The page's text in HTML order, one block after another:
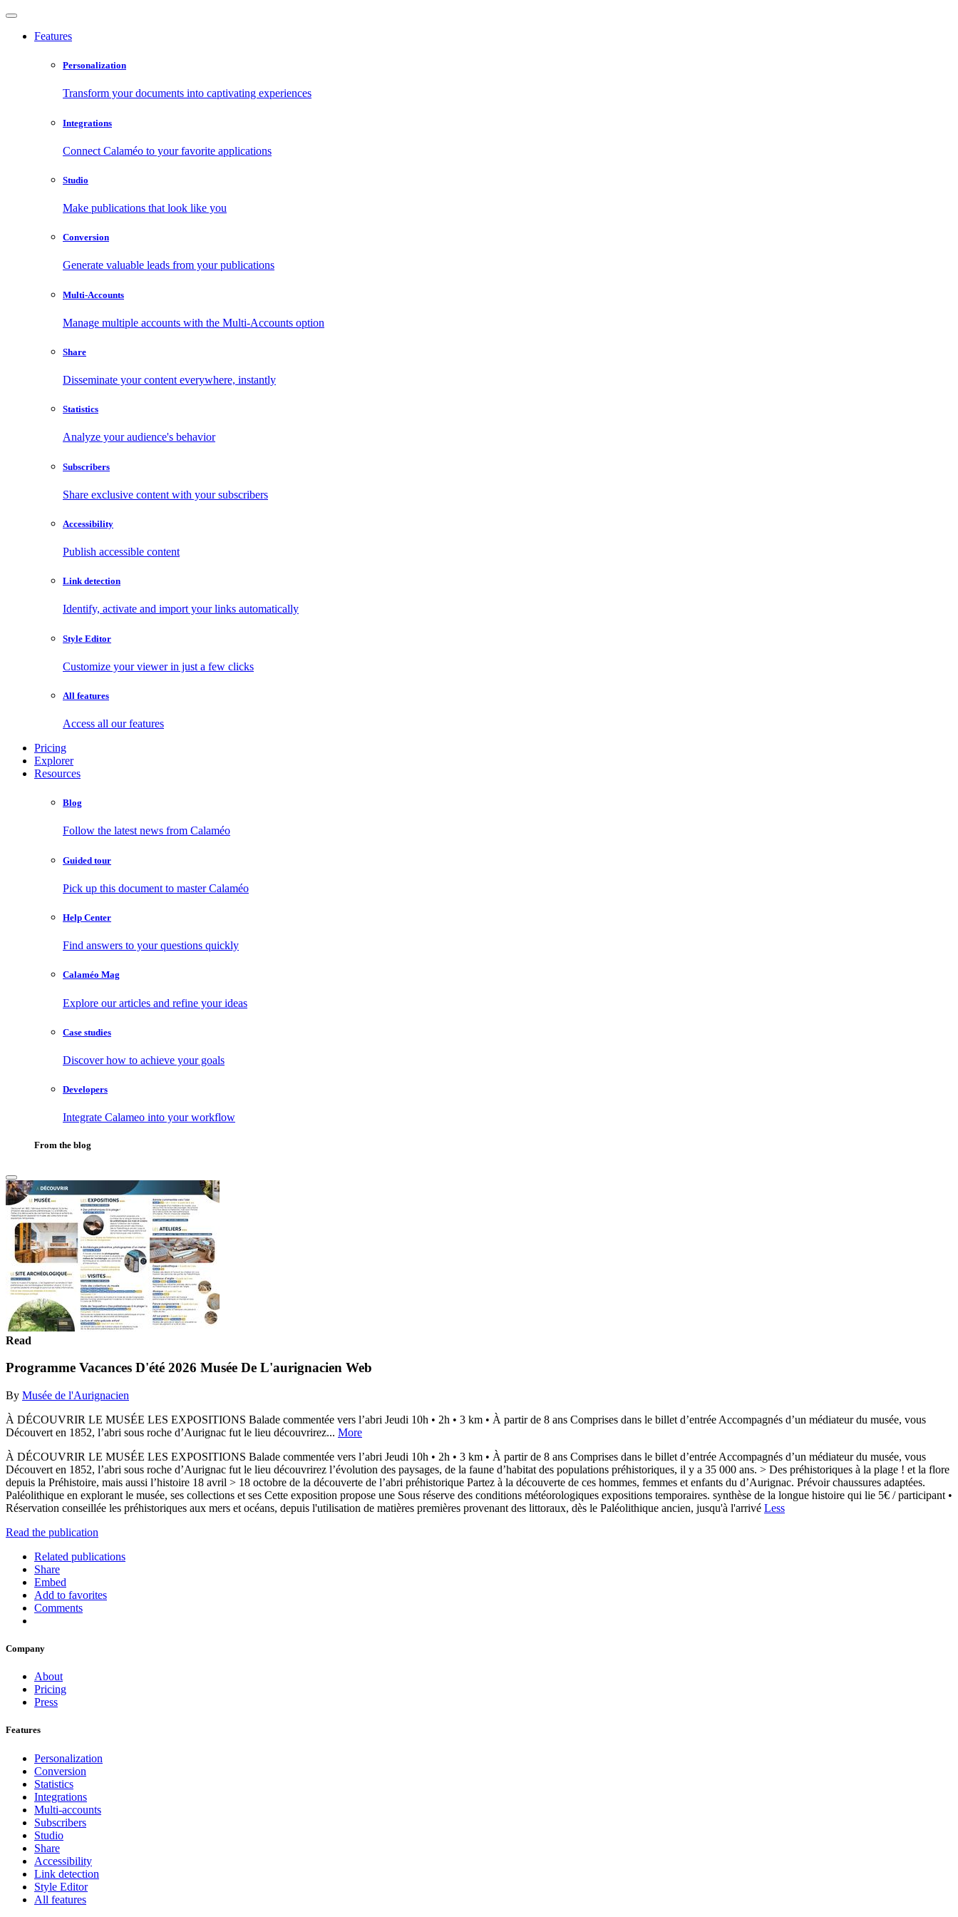
Features
Personalization
Transform your documents into captivating experiences
Integrations
Connect Calaméo to your favorite applications
Studio
Make publications that look like you
Conversion
Generate valuable leads from your publications
Multi-Accounts
Manage multiple accounts with the Multi-Accounts option
Share
Disseminate your content everywhere, instantly
Statistics
Analyze your audience's behavior
Subscribers
Share exclusive content with your subscribers
Accessibility
Publish accessible content
Link detection
Identify, activate and import your links automatically
Style Editor
Customize your viewer in just a few clicks
All features
Access all our features
Pricing
Explorer
Resources
Blog
Follow the latest news from Calaméo
Guided tour
Pick up this document to master Calaméo
Help Center
Find answers to your questions quickly
Calaméo Mag
Explore our articles and refine your ideas
Case studies
Discover how to achieve your goals
Developers
Integrate Calameo into your workflow
From the blog
Read
Programme Vacances D'été 2026 Musée De L'aurignacien Web
By Musée de l'Aurignacien
À DÉCOUVRIR LE MUSÉE LES EXPOSITIONS Balade commentée vers l’abri Jeudi 10h • 2h • 3 km • À partir de 8 ans Comprises dans le billet d’entrée Accompagnés d’un médiateur du musée, vous
Découvert en 1852, l’abri sous roche d’Aurignac fut le lieu découvrirez... More
À DÉCOUVRIR LE MUSÉE LES EXPOSITIONS Balade commentée vers l’abri Jeudi 10h • 2h • 3 km • À partir de 8 ans Comprises dans le billet d’entrée Accompagnés d’un médiateur du musée, vous
Découvert en 1852, l’abri sous roche d’Aurignac fut le lieu découvrirez l’évolution des paysages, de la faune d’habitat des populations préhistoriques, il y a 35 000 ans. > Des préhistoriques à la plage ! et la flore
depuis la Préhistoire, mais aussi l’histoire 18 avril > 18 octobre de la découverte de l’abri préhistorique Partez à la découverte de ces hommes, femmes et enfants du d’Aurignac. Prévoir chaussures adaptées.
Paléolithique en explorant le musée, ses collections et ses Cette exposition propose une Sous réserve des conditions météorologiques expositions temporaires. synthèse de la longue histoire qui lie 5€ / participant •
Réservation conseillée les préhistoriques aux mers et océans, depuis l'utilisation de matières premières provenant des littoraux, dès le Paléolithique ancien, jusqu'à l'arrivé Less
Read the publication
Related publications
Share
Embed
Add to favorites
Comments
Company
About
Pricing
Press
Features
Personalization
Conversion
Statistics
Integrations
Multi-accounts
Subscribers
Studio
Share
Accessibility
Link detection
Style Editor
All features